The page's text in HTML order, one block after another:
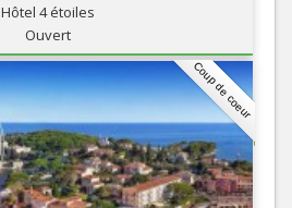
Hôtel 4 étoiles
Ouvert
Coup de coeur